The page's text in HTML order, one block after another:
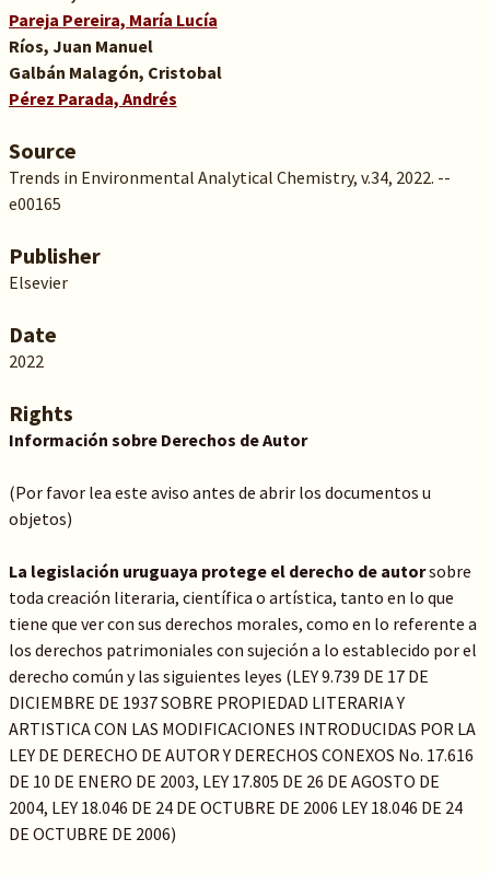
Pareja Pereira, María Lucía
Ríos, Juan Manuel
Galbán Malagón, Cristobal
Pérez Parada, Andrés
Source
Trends in Environmental Analytical Chemistry, v.34, 2022. --
e00165
Publisher
Elsevier
Date
2022
Rights
Información sobre Derechos de Autor
(Por favor lea este aviso antes de abrir los documentos u
objetos)
La legislación uruguaya protege el derecho de autorsobre
toda creación literaria, científica o artística, tanto en lo que
tiene que ver con sus derechos morales, como en lo referente a
los derechos patrimoniales con sujeción a lo establecido por el
derecho común y las siguientes leyes (LEY 9.739 DE 17 DE
DICIEMBRE DE 1937 SOBRE PROPIEDAD LITERARIA Y
ARTISTICA CON LAS MODIFICACIONES INTRODUCIDAS POR LA
LEY DE DERECHO DE AUTOR Y DERECHOS CONEXOS No. 17.616
DE 10 DE ENERO DE 2003, LEY 17.805 DE 26 DE AGOSTO DE
2004, LEY 18.046 DE 24 DE OCTUBRE DE 2006 LEY 18.046 DE 24
DE OCTUBRE DE 2006)